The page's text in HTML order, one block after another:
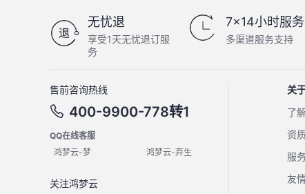
无忧退
享受1天无忧退订服
务
7×14小时服务
多渠道服务支持
售前咨询热线
400-9900-778转1
QQ在线客服
鸿梦云-梦
鸿梦云-弃生
关注鸿梦云
关
了
资
服
友